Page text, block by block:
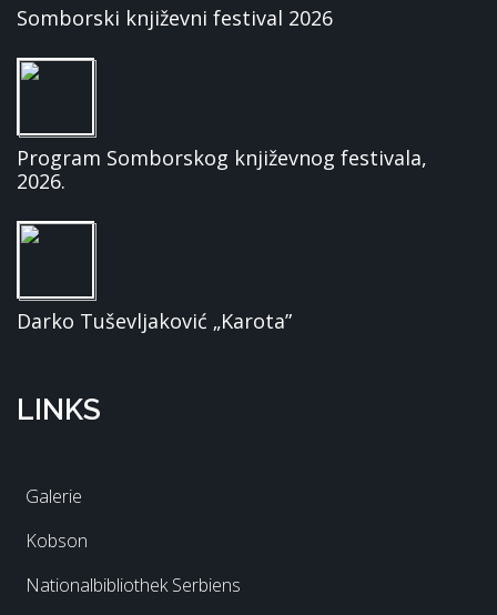
Somborski književni festival 2026
Program Somborskog književnog festivala,
2026.
Darko Tuševljaković „Karota”
LINKS
Galerie
Kobson
Nationalbibliothek Serbiens